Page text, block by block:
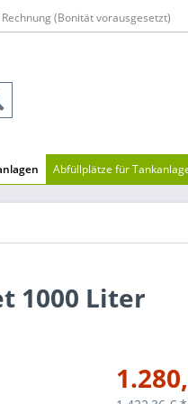
(Bonität vorausgesetzt)
Abfüllplätze für
1000 Liter